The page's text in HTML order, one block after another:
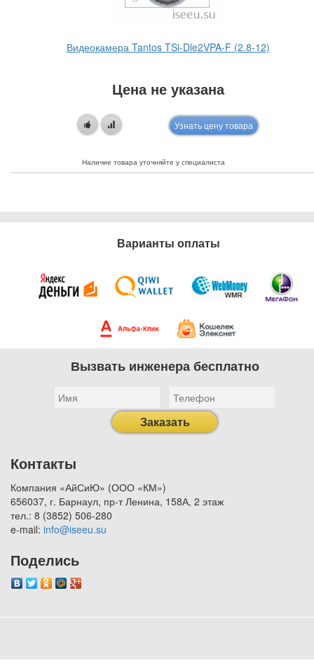
Видеокамера Tantos TSi-Dle2VPA-F (2.8-12)
Цена не указана
Узнать цену товара
Наличие товара уточняйте у специалиста
Варианты оплаты
Вызвать инженера бесплатно
Заказать
Контакты
Компания «АйСиЮ» (ООО «КМ»)
656037, г. Барнаул, пр-т Ленина, 158А, 2 этаж
тел.: 8 (3852) 506-280
e-mail: info@iseeu.su
Поделись